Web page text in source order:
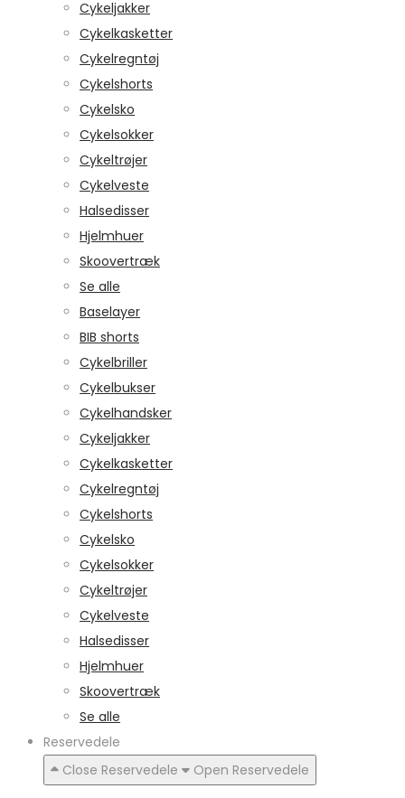
Cykeljakker
Cykelkasketter
Cykelregntøj
Cykelshorts
Cykelsko
Cykelsokker
Cykeltrøjer
Cykelveste
Halsedisser
Hjelmhuer
Skoovertræk
Se alle
Baselayer
BIB shorts
Cykelbriller
Cykelbukser
Cykelhandsker
Cykeljakker
Cykelkasketter
Cykelregntøj
Cykelshorts
Cykelsko
Cykelsokker
Cykeltrøjer
Cykelveste
Halsedisser
Hjelmhuer
Skoovertræk
Se alle
Reservedele
Close Reservedele
Open Reservedele